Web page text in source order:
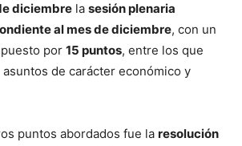
diciembre la sesión plenaria
al mes de diciembre, con un
por 15 puntos, entre los que
de carácter económico y
puntos abordados fue la resolución